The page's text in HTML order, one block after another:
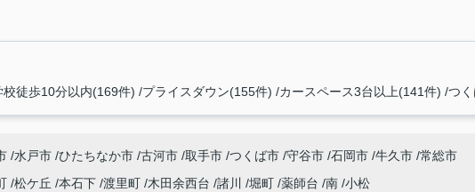
校徒歩10分以内(169件) プライスダウン(155件) カースペース3台以上(141件) つ
水戸市 ひたちなか市 古河市 取手市 つくば市 守谷市 石岡市 牛久市 常総市
松ケ丘 本石下 渡里町 木田余西台 諸川 堀町 薬師台 南 小松